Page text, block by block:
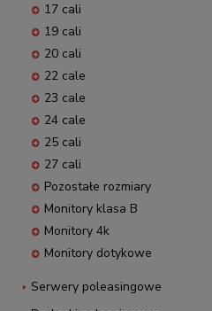
17 cali
19 cali
20 cali
22 cale
23 cale
24 cale
25 cali
27 cali
Pozostałe rozmiary
Monitory klasa B
Monitory 4k
Monitory dotykowe
Serwery poleasingowe